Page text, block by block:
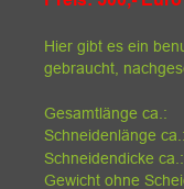
Hier gibt es ein
gebraucht,
Gesamtlänge ca.:
Schneidenlänge ca.:
Schneidendicke ca.:
Gewicht ohne